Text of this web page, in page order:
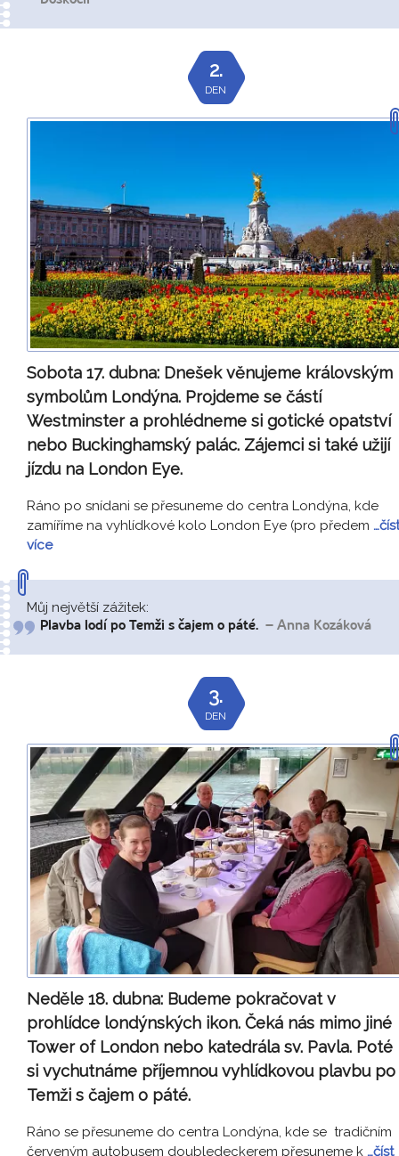
2.
DEN
Sobota 17. dubna: Dnešek věnujeme královským
symbolům Londýna. Projdeme se částí
Westminster a prohlédneme si gotické opatství
nebo Buckinghamský palác. Zájemci si také užijí
jízdu na London Eye.
Ráno po snídani se přesuneme do centra Londýna, kde
zamíříme na vyhlídkové kolo London Eye (pro předem …číst
více
Můj největší zážitek:
Plavba lodí po Temži s čajem o páté. – Anna Kozáková
3.
DEN
Neděle 18. dubna: Budeme pokračovat v
prohlídce londýnských ikon. Čeká nás mimo jiné
Tower of London nebo katedrála sv. Pavla. Poté
si vychutnáme příjemnou vyhlídkovou plavbu po
Temži s čajem o páté.
Ráno se přesuneme do centra Londýna, kde se tradičním
červeným autobusem doubledeckerem přesuneme k …číst